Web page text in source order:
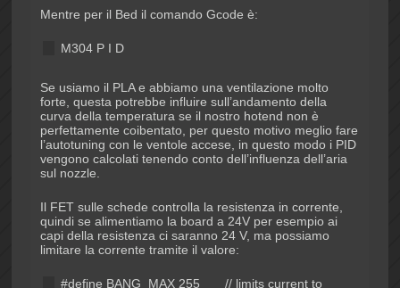
Mentre per il Bed il comando Gcode è:
M304 P I D
Se usiamo il PLA e abbiamo una ventilazione molto
forte, questa potrebbe influire sull’andamento della
curva della temperatura se il nostro hotend non è
perfettamente coibentato, per questo motivo meglio fare
l’autotuning con le ventole accese, in questo modo i PID
vengono calcolati tenendo conto dell’influenza dell’aria
sul nozzle.
Il FET sulle schede controlla la resistenza in corrente,
quindi se alimentiamo la board a 24V per esempio ai
capi della resistenza ci saranno 24 V, ma possiamo
limitare la corrente tramite il valore:
#define BANG_MAX 255 // limits current to